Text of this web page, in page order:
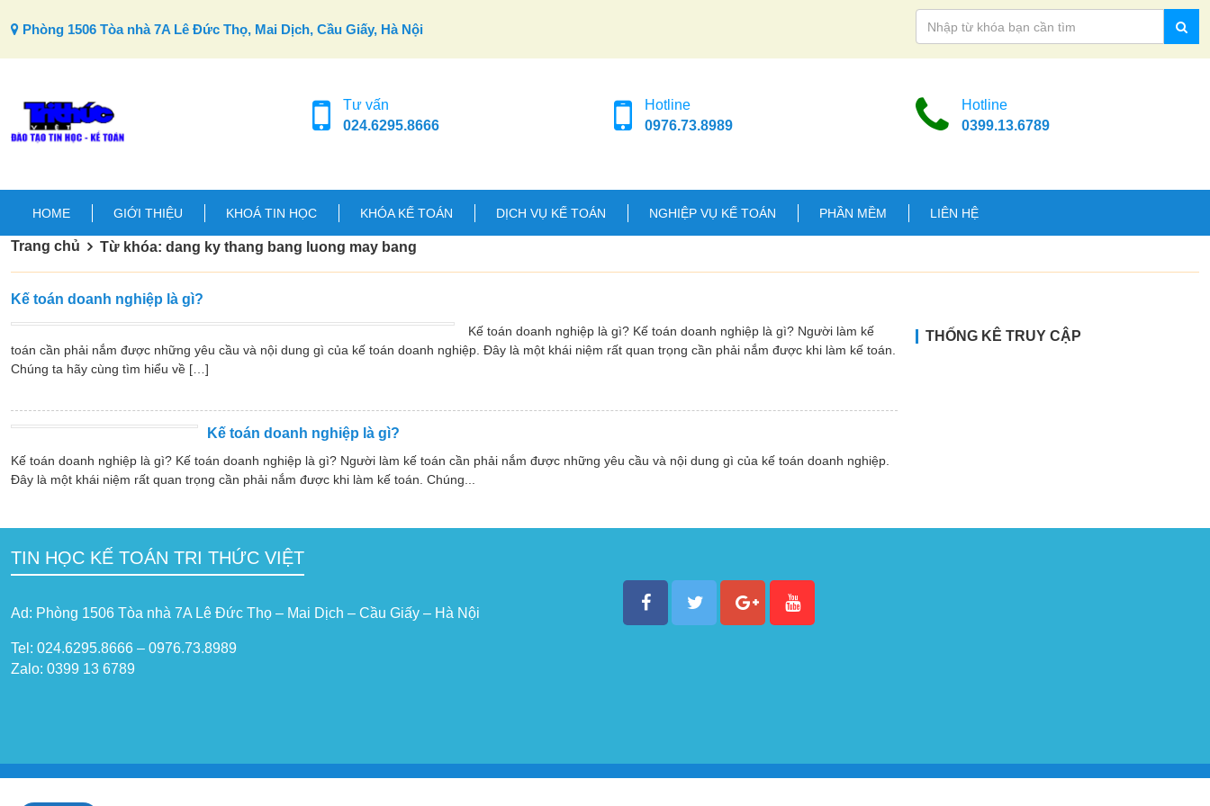
Phòng 1506 Tòa nhà 7A Lê Đức Thọ, Mai Dịch, Cầu Giấy, Hà Nội
Tư vấn
024.6295.8666
Hotline
0976.73.8989
Hotline
0399.13.6789
HOME GIỚI THIỆU KHOÁ TIN HỌC KHÓA KẾ TOÁN DỊCH VỤ KẾ TOÁN NGHIỆP VỤ KẾ TOÁN PHẦN MỀM LIÊN HỆ
Trang chủ Từ khóa: dang ky thang bang luong may bang
Kế toán doanh nghiệp là gì?
Kế toán doanh nghiệp là gì? Kế toán doanh nghiệp là gì? Người làm kế
toán cần phải nắm được những yêu cầu và nội dung gì của kế toán doanh nghiệp. Đây là một khái niệm rất quan trọng cần phải nắm được khi làm kế toán.
Chúng ta hãy cùng tìm hiểu về […]
Kế toán doanh nghiệp là gì?
Kế toán doanh nghiệp là gì? Kế toán doanh nghiệp là gì? Người làm kế toán cần phải nắm được những yêu cầu và nội dung gì của kế toán doanh nghiệp.
Đây là một khái niệm rất quan trọng cần phải nắm được khi làm kế toán. Chúng...
THỐNG KÊ TRUY CẬP
TIN HỌC KẾ TOÁN TRI THỨC VIỆT
Ad: Phòng 1506 Tòa nhà 7A Lê Đức Thọ – Mai Dịch – Cầu Giấy – Hà Nội
Tel: 024.6295.8666 – 0976.73.8989
Zalo: 0399 13 6789